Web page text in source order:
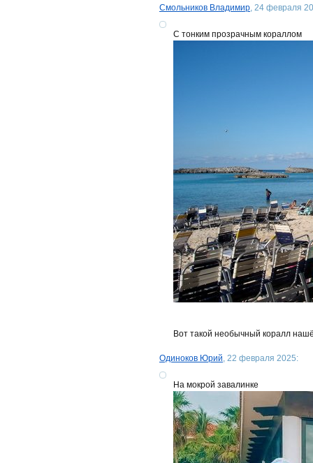
Смольников Владимир, 24 февраля
С тонким прозрачным кораллом
Вот такой необычный коралл
Одиноков Юрий, 22 февраля 2025:
На мокрой завалинке